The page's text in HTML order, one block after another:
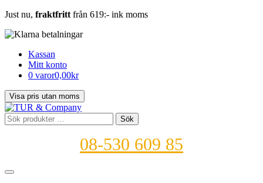
Just nu, fraktfritt från 619:- ink moms
Kassan
Mitt konto
0 varor0,00kr
Sök
efter:
Sök
08-530 609 85